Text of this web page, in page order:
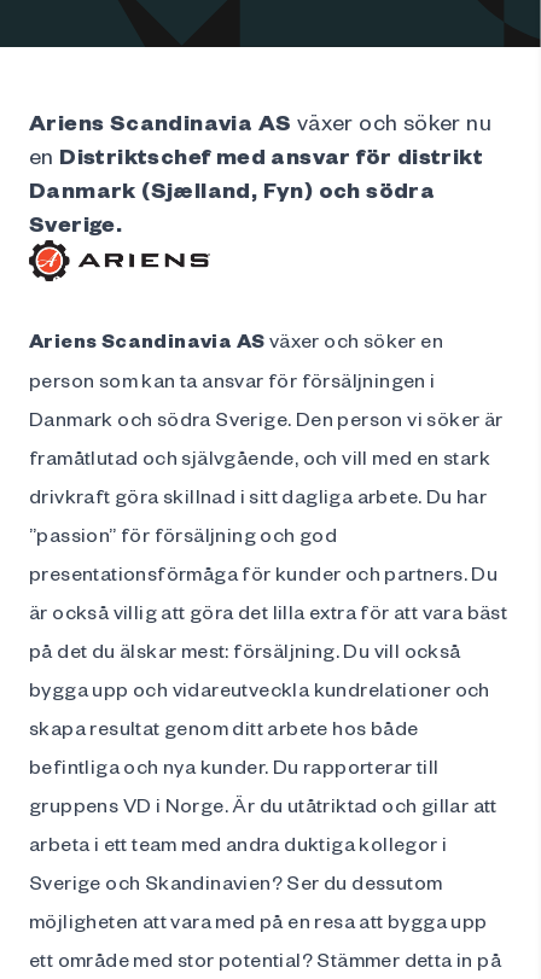
Ariens Scandinavia AS växer och söker nu
en Distriktschef med ansvar för distrikt
Danmark (Sjælland, Fyn) och södra
Sverige.
Ariens Scandinavia AS växer och söker en
person som kan ta ansvar för försäljningen i
Danmark och södra Sverige. Den person vi söker är
framåtlutad och självgående, och vill med en stark
drivkraft göra skillnad i sitt dagliga arbete. Du har
”passion” för försäljning och god
presentationsförmåga för kunder och partners. Du
är också villig att göra det lilla extra för att vara bäst
på det du älskar mest: försäljning. Du vill också
bygga upp och vidareutveckla kundrelationer och
skapa resultat genom ditt arbete hos både
befintliga och nya kunder. Du rapporterar till
gruppens VD i Norge. Är du utåtriktad och gillar att
arbeta i ett team med andra duktiga kollegor i
Sverige och Skandinavien? Ser du dessutom
möjligheten att vara med på en resa att bygga upp
ett område med stor potential? Stämmer detta in på